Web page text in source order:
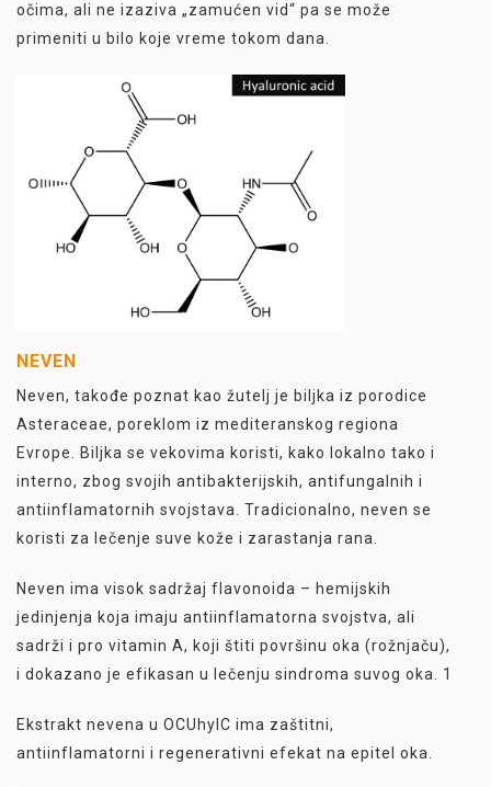
očima, ali ne izaziva „zamućen vid“ pa se može
primeniti u bilo koje vreme tokom dana.
NEVEN
Neven, takođe poznat kao žutelj je biljka iz porodice
Asteraceae, poreklom iz mediteranskog regiona
Evrope. Biljka se vekovima koristi, kako lokalno tako i
interno, zbog svojih antibakterijskih, antifungalnih i
antiinflamatornih svojstava. Tradicionalno, neven se
koristi za lečenje suve kože i zarastanja rana.
Neven ima visok sadržaj flavonoida – hemijskih
jedinjenja koja imaju antiinflamatorna svojstva, ali
sadrži i pro vitamin A, koji štiti površinu oka (rožnjaču),
i dokazano je efikasan u lečenju sindroma suvog oka. 1
Ekstrakt nevena u OCUhylC ima zaštitni,
antiinflamatorni i regenerativni efekat na epitel oka.